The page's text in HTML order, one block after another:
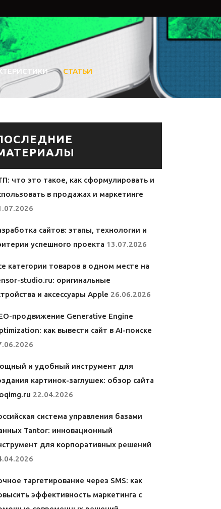
СТАТЬИ
что это такое, как сформулировать и
в продажах и маркетинге
сайтов: этапы, технологии и
успешного проекта 13.07.2026
категории товаров в одном месте на
studio.ru: оригинальные
и аксессуары Apple 26.06.2026
продвижение Generative Engine
как вывести сайт в AI-поиске
и удобный инструмент для
картинок-заглушек: обзор сайта
22.04.2026
система управления базами
Tantor: инновационный
для корпоративных решений
таргетирование через SMS: как
эффективность маркетинга с